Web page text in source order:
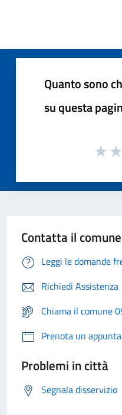
Quanto sono
su questa
Contatta il comune
Leggi le domande
Richiedi Assistenza
Chiama il comune
Prenota un
Problemi in città
Segnala disservizio